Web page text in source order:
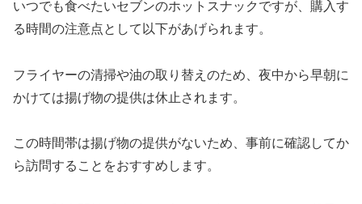
いつでも食べたいセブンのホットスナックですが、購入す
る時間の注意点として以下があげられます。
フライヤーの清掃や油の取り替えのため、夜中から早朝に
かけては揚げ物の提供は休止されます。
この時間帯は揚げ物の提供がないため、事前に確認してか
ら訪問することをおすすめします。